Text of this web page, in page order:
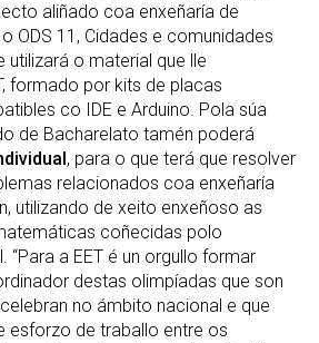
aliñado coa enxeñaría de
ODS 11, Cidades e comunidades
utilizará o material que lle
formado por kits de placas
co IDE e Arduino. Pola súa
de Bacharelato tamén poderá
, para o que terá que resolver
relacionados coa enxeñaría
utilizando de xeito enxeñoso as
coñecidas polo
“Para a EET é un orgullo formar
destas olimpíadas que son
no ámbito nacional e que
esforzo de traballo entre os